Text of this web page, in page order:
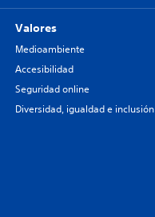
Valores
Medioambiente
Accesibilidad
Seguridad online
Diversidad, igualdad e inclusión